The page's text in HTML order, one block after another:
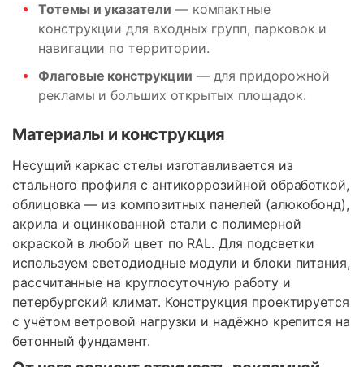
Тотемы и указатели — компактные
конструкции для входных групп, парковок и
навигации по территории.
Флаговые конструкции — для придорожной
рекламы и больших открытых площадок.
Материалы и конструкция
Несущий каркас стелы изготавливается из
стального профиля с антикоррозийной обработкой,
облицовка — из композитных панелей (алюкобонд),
акрила и оцинкованной стали с полимерной
окраской в любой цвет по RAL. Для подсветки
используем светодиодные модули и блоки питания,
рассчитанные на круглосуточную работу и
петербургский климат. Конструкция проектируется
с учётом ветровой нагрузки и надёжно крепится на
бетонный фундамент.